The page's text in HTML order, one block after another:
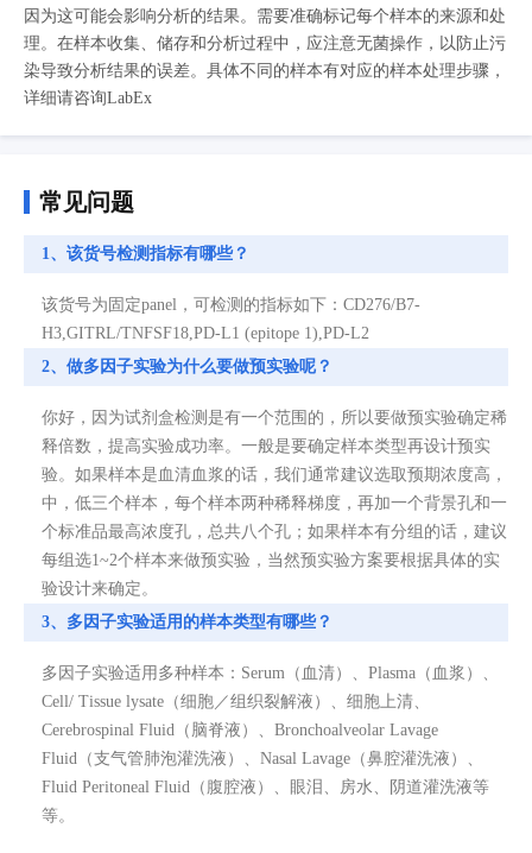
因为这可能会影响分析的结果。需要准确标记每个样本的来源和处
理。在样本收集、储存和分析过程中，应注意无菌操作，以防止污
染导致分析结果的误差。具体不同的样本有对应的样本处理步骤，
详细请咨询LabEx
常见问题
1、该货号检测指标有哪些？
该货号为固定panel，可检测的指标如下：CD276/B7-
H3,GITRL/TNFSF18,PD-L1 (epitope 1),PD-L2
2、做多因子实验为什么要做预实验呢？
你好，因为试剂盒检测是有一个范围的，所以要做预实验确定稀
释倍数，提高实验成功率。一般是要确定样本类型再设计预实
验。如果样本是血清血浆的话，我们通常建议选取预期浓度高，
中，低三个样本，每个样本两种稀释梯度，再加一个背景孔和一
个标准品最高浓度孔，总共八个孔；如果样本有分组的话，建议
每组选1~2个样本来做预实验，当然预实验方案要根据具体的实
验设计来确定。
3、多因子实验适用的样本类型有哪些？
多因子实验适用多种样本：Serum（血清）、Plasma（血浆）、
Cell/ Tissue lysate（细胞／组织裂解液）、细胞上清、
Cerebrospinal Fluid（脑脊液）、Bronchoalveolar Lavage
Fluid（支气管肺泡灌洗液）、Nasal Lavage（鼻腔灌洗液）、
Fluid Peritoneal Fluid（腹腔液）、眼泪、房水、阴道灌洗液等
等。